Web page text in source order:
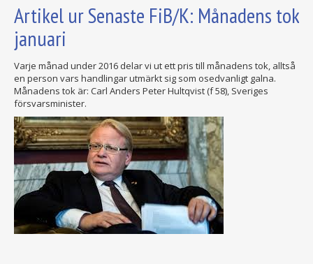
Artikel ur Senaste FiB/K: Månadens tok
januari
Varje månad under 2016 delar vi ut ett pris till månadens tok, alltså
en person vars handlingar utmärkt sig som osedvanligt galna.
Månadens tok är: Carl Anders Peter Hultqvist (f 58), Sveriges
försvarsminister.